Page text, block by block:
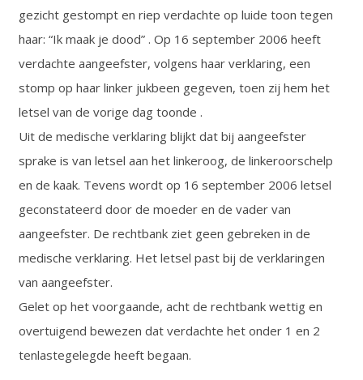
gezicht gestompt en riep verdachte op luide toon tegen
haar: “Ik maak je dood” . Op 16 september 2006 heeft
verdachte aangeefster, volgens haar verklaring, een
stomp op haar linker jukbeen gegeven, toen zij hem het
letsel van de vorige dag toonde .
Uit de medische verklaring blijkt dat bij aangeefster
sprake is van letsel aan het linkeroog, de linkeroorschelp
en de kaak. Tevens wordt op 16 september 2006 letsel
geconstateerd door de moeder en de vader van
aangeefster. De rechtbank ziet geen gebreken in de
medische verklaring. Het letsel past bij de verklaringen
van aangeefster.
Gelet op het voorgaande, acht de rechtbank wettig en
overtuigend bewezen dat verdachte het onder 1 en 2
tenlastegelegde heeft begaan.